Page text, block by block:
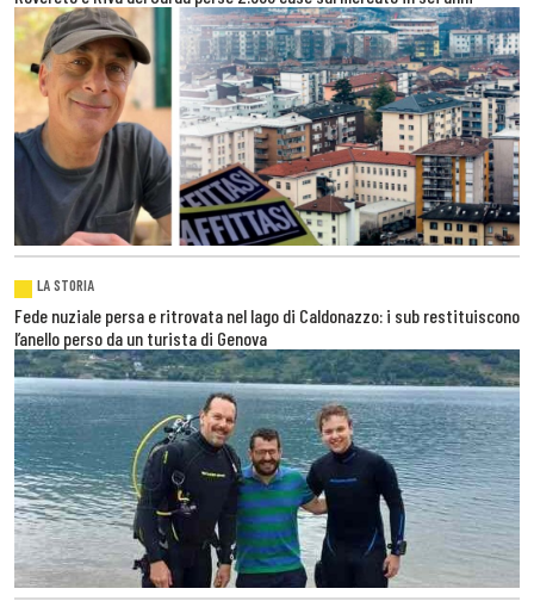
LA STORIA
Fede nuziale persa e ritrovata nel lago di Caldonazzo: i sub restituiscono
l’anello perso da un turista di Genova